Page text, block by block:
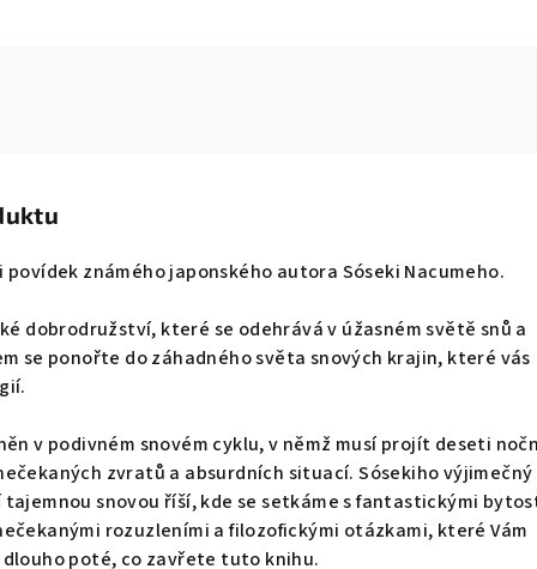
známého japonského autora Sóseki Nacumeho.
dobrodružství, které se odehrává v úžasném světě snů a
se ponořte do záhadného světa snových krajin, které vás
v podivném snovém cyklu, v němž musí projít deseti
zvratů a absurdních situací. Sósekiho
tajemnou snovou říší, kde se setkáme s fantastickými
rozuzleními a filozofickými otázkami, které Vám
poté, co zavřete tuto knihu.